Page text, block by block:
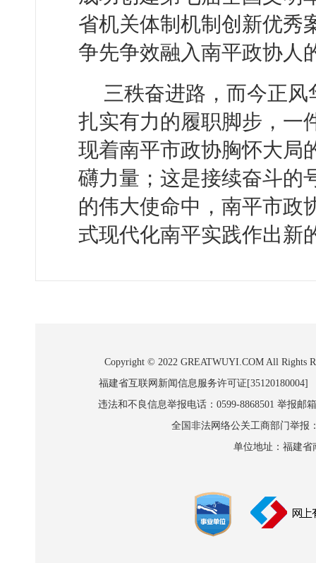
省机关体制机制创新优秀
争先争效融入南平政协人
三秩奋进路，而今正
扎实有力的履职脚步，一
现着南平市政协胸怀大局
礴力量；这是接续奋斗的
的伟大使命中，南平市政
式现代化南平实践作出新
Copyright © 2022 GREATWUYI.COM All Rights
福建省互联网新闻信息服务许可证
违法和不良信息举报电话：0599-8868501 举报邮
全国非法网络公关工商部门举报
单位地址：福建省